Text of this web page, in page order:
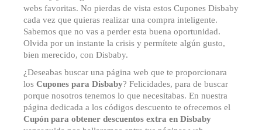
webs favoritas. No pierdas de vista estos Cupones Disbaby
cada vez que quieras realizar una compra inteligente.
Sabemos que no vas a perder esta buena oportunidad.
Olvida por un instante la crisis y permítete algún gusto,
bien merecido, con Disbaby.
¿Deseabas buscar una página web que te proporcionara
los Cupones para Disbaby? Felicidades, para de buscar
porque nosotros tenemos lo que necesitabas. En nuestra
página dedicada a los códigos descuento te ofrecemos el
Cupón para obtener descuentos extra en Disbaby